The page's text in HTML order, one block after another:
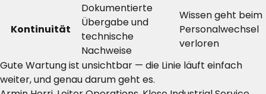
Kontinuität
Dokumentierte
Übergabe und
technische
Nachweise
Wissen geht beim
Personalwechsel
verloren
Gute Wartung ist unsichtbar — die Linie läuft einfach
weiter, und genau darum geht es.